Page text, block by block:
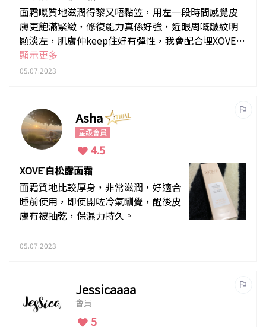
面霜嘅質地滋潤得黎又唔黏笠，用左一段時間感覺皮
膚更飽滿緊緻，修復能力真係好強，近眼周嘅皺紋明
顯淡左，肌膚仲keep住好有彈性，我會配合埋XOVE嘅
皇牌修護液一齊用，令我雙效保持年輕肌膚！
顯示更多
05.07.2023
Asha
星級會員
4.5
XOVĒ 白松露面霜
面霜質地比較厚身，非常滋潤，好適合
睡前使用，即使開咗冷氣瞓覺，醒後皮
膚冇被抽乾，保濕力持久。
05.07.2023
Jessicaaaa
會員
5